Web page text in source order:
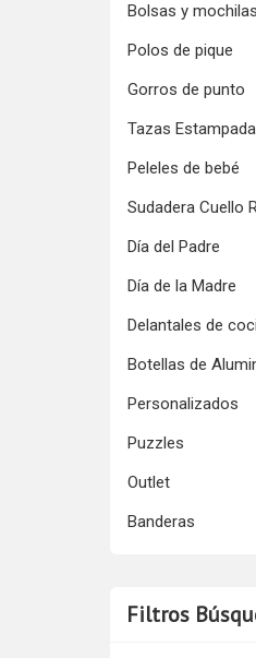
Bolsas y mochilas
Polos de pique
Gorros de punto
Tazas
Peleles de bebé
Sudadera Cuello
Día del Padre
Día de la Madre
Delantales de
Botellas de
Personalizados
Puzzles
Outlet
Banderas
Filtros